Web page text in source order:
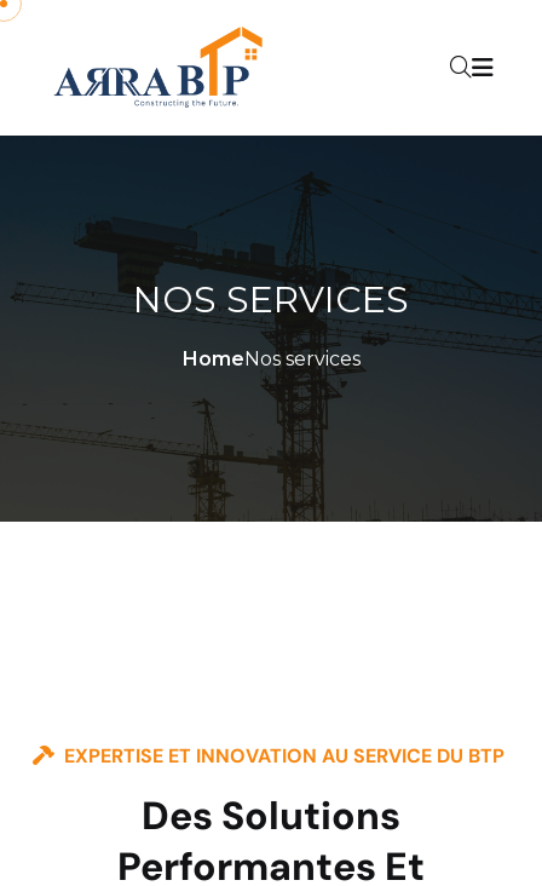
NOS SERVICES
HomeNos services
EXPERTISE ET INNOVATION AU SERVICE DU BTP
Des Solutions
Performantes Et